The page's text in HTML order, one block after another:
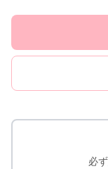
必